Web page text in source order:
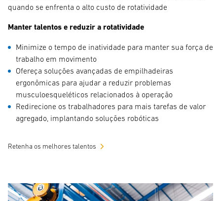
quando se enfrenta o alto custo de rotatividade
Manter talentos e reduzir a rotatividade
Minimize o tempo de inatividade para manter sua força de
trabalho em movimento
Ofereça soluções avançadas de empilhadeiras
ergonômicas para ajudar a reduzir problemas
musculoesqueléticos relacionados à operação
Redirecione os trabalhadores para mais tarefas de valor
agregado, implantando soluções robóticas
Retenha os melhores talentos